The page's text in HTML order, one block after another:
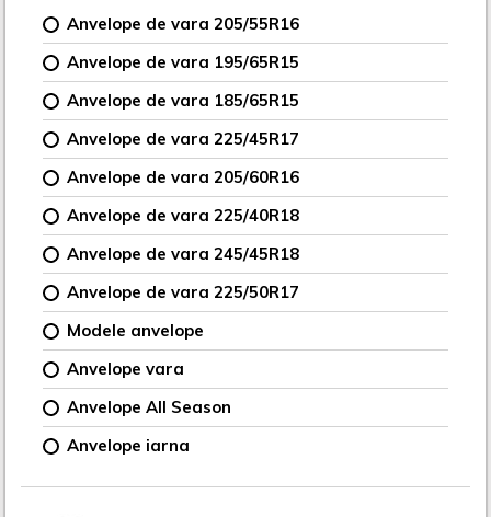
Anvelope de vara 205/55R16
Anvelope de vara 195/65R15
Anvelope de vara 185/65R15
Anvelope de vara 225/45R17
Anvelope de vara 205/60R16
Anvelope de vara 225/40R18
Anvelope de vara 245/45R18
Anvelope de vara 225/50R17
Modele anvelope
Anvelope vara
Anvelope All Season
Anvelope iarna